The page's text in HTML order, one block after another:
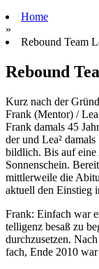
Home
»
Re­bound Team
Re­bound
Kurz nach der
Frank (Men­tor) /
Frank damals 45
der und Lea²
bildlich. Bis auf eine
Son­nen­schein.
mitt­ler­weile die
ak­tuell den Ein­stieg
Frank: Ein­fach war
tel­ligenz besaß zu
durch­zu­setzen.
fach, Ende 2010